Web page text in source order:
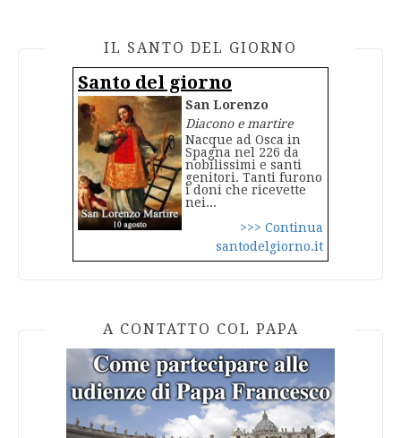
IL SANTO DEL GIORNO
Santo del giorno
San Lorenzo
Diacono e martire
Nacque ad Osca in
Spagna nel 226 da
nobilissimi e santi
genitori. Tanti furono
i doni che ricevette
nei...
>>> Continua
santodelgiorno.it
A CONTATTO COL PAPA